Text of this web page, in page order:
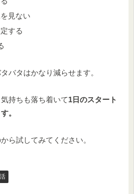
見ない
する
バタはかなり減らせます。
持ちも落ち着いて1日のスタート
。
ら試してみてください。